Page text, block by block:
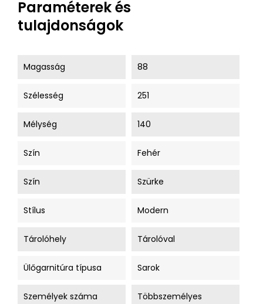
Paraméterek és
tulajdonságok
Magasság 88
Szélesség 251
Mélység 140
Szín Fehér
Szín Szürke
Stílus Modern
Tárolóhely Tárolóval
Ülőgarnitúra típusa Sarok
Személyek száma Többszemélyes